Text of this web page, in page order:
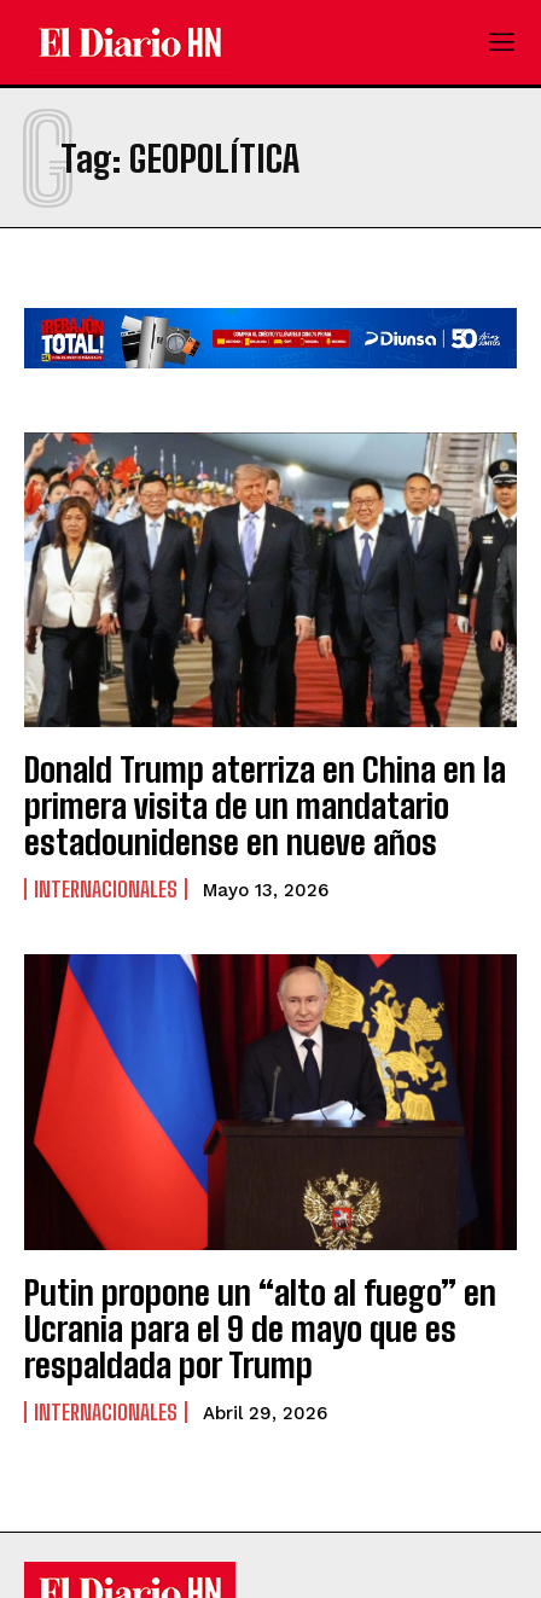
Tag: GEOPOLÍTICA
G
Donald Trump aterriza en China en la
primera visita de un mandatario
estadounidense en nueve años
INTERNACIONALES Mayo 13, 2026
Putin propone un “alto al fuego” en
Ucrania para el 9 de mayo que es
respaldada por Trump
INTERNACIONALES Abril 29, 2026